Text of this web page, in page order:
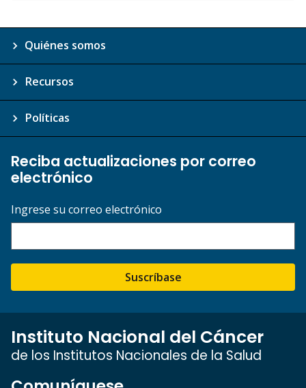
Quiénes somos
Recursos
Políticas
Reciba actualizaciones por correo
electrónico
Ingrese su correo electrónico
Suscríbase
Instituto Nacional del Cáncer
de los Institutos Nacionales de la Salud